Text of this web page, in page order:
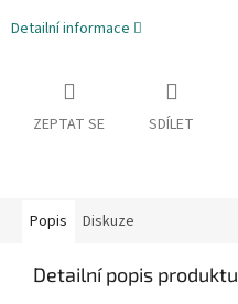
Detailní informace
ZEPTAT SE SDÍLET
Popis Diskuze
Detailní popis produktu